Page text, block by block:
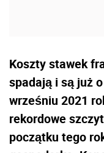
Koszty stawek
spadają i są już
wrześniu 2021
rekordowe
początku tego